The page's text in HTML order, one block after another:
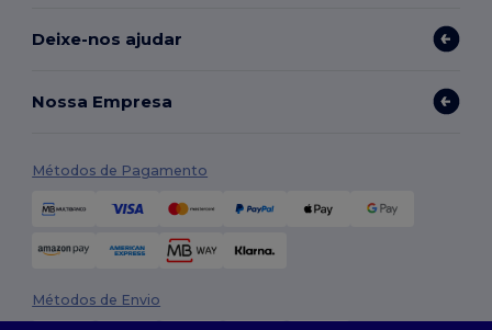
Deixe-nos ajudar
Nossa Empresa
Métodos de Pagamento
Métodos de Envio